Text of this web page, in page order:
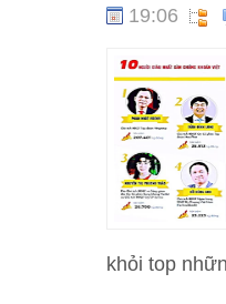
19:06
khỏi top